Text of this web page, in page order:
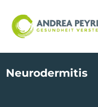
Neurodermitis